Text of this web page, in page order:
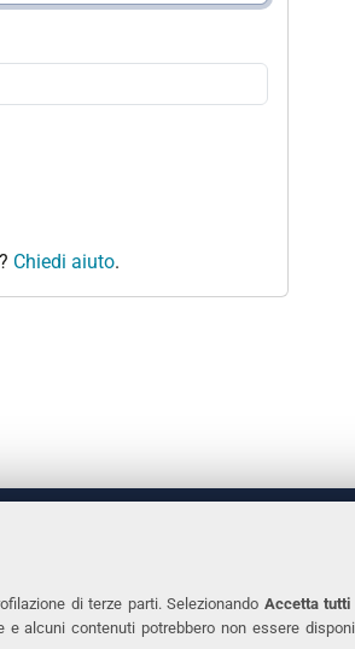
di terze parti. Selezionando Accetta tutti
alcuni contenuti potrebbero non essere
Chiedi aiuto.
Tel. +39 0532 293111
Fax. +39 0532 293031